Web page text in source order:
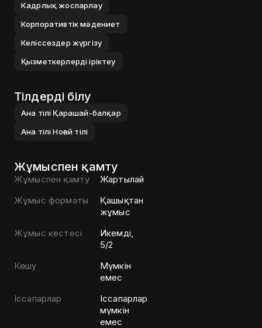
Кадрлық жоспарлау
Корпоративтік мәдениет
Келіссөздер жүргізу
Қызметкерлерді іріктеу
Тілдерді білу
Ана тілі Қарашай-балқар
Ана тілі Ноғай тілі
Жұмыспен қамту
Жұмыспен қамту
Жартылай
Жұмыс форматы
Қашықтан
жұмыс
Жұмыс кестесі
Икемді,
5/2
Көшу
Мүмкін
емес
Іссапарлар
Іссапарлар
мүмкін
емес